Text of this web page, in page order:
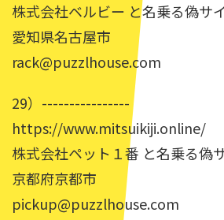
株式会社ベルビー と名乗る偽サ
愛知県名古屋市
rack@puzzlhouse.com
29）----------------
https://www.mitsuikiji.online/
株式会社ペット１番 と名乗る偽
京都府京都市
pickup@puzzlhouse.com